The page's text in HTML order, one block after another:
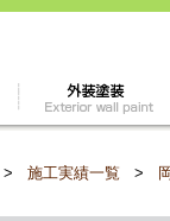
> 施工実績一覧 >